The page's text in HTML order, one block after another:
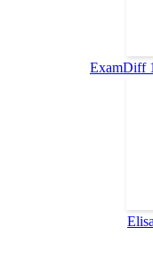
ExamDiff